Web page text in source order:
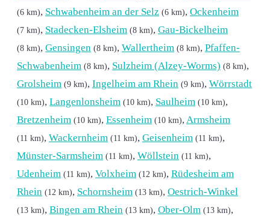
(6 km), Schwabenheim an der Selz (6 km), Ockenheim
(7 km), Stadecken-Elsheim (8 km), Gau-Bickelheim
(8 km), Gensingen (8 km), Wallertheim (8 km), Pfaffen-
Schwabenheim (8 km), Sulzheim (Alzey-Worms) (8 km),
Grolsheim (9 km), Ingelheim am Rhein (9 km), Wörrstadt
(10 km), Langenlonsheim (10 km), Saulheim (10 km),
Bretzenheim (10 km), Essenheim (10 km), Armsheim
(11 km), Wackernheim (11 km), Geisenheim (11 km),
Münster-Sarmsheim (11 km), Wöllstein (11 km),
Udenheim (11 km), Volxheim (12 km), Rüdesheim am
Rhein (12 km), Schornsheim (13 km), Oestrich-Winkel
(13 km), Bingen am Rhein (13 km), Ober-Olm (13 km),